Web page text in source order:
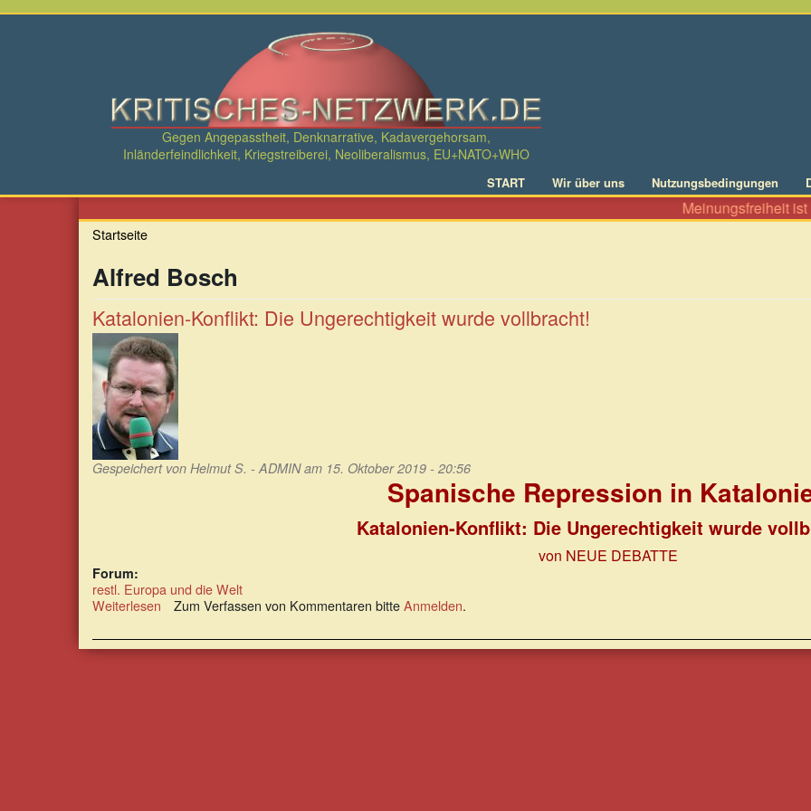
Direkt
Gegen Angepasstheit, Denknarrative, Kadavergehorsam,
Inländerfeindlichkeit, Kriegstreiberei, Neoliberalismus, EU+NATO+WHO
START Wir über uns Nutzungsbedingungen
Meinungsfreiheit ist
Startseite
Alfred Bosch
Katalonien-Konflikt: Die Ungerechtigkeit wurde vollbracht!
Gespeichert von Helmut S. - ADMINam 15. Oktober 2019 - 20:56
Spanische Repression in
Katalonien-Konflikt: Die Ungerechtigkeit wurde
von NEUE DEBATTE
Forum:
restl. Europa und die Welt
Weiterlesen über
Konflikt:
Die
Zum Verfassen von Kommentaren bitteAnmelden.